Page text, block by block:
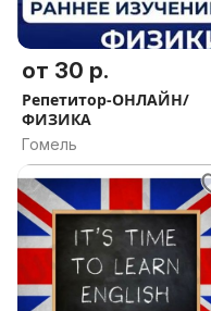
от 30 р.
Репетитор-ОНЛАЙН/
ФИЗИКА
Гомель